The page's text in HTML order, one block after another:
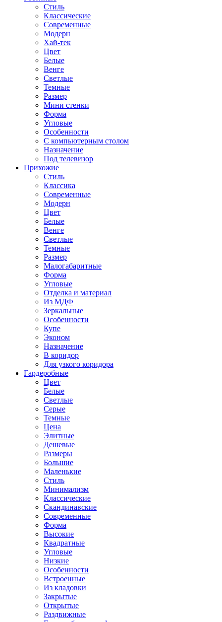
Стиль
Классические
Современные
Модерн
Хай-тек
Цвет
Белые
Венге
Светлые
Темные
Размер
Мини стенки
Форма
Угловые
Особенности
С компьютерным столом
Назначение
Под телевизор
Прихожие
Стиль
Классика
Современные
Модерн
Цвет
Белые
Венге
Светлые
Темные
Размер
Малогабаритные
Форма
Угловые
Отделка и материал
Из МДФ
Зеркальные
Особенности
Купе
Эконом
Назначение
В коридор
Для узкого коридора
Гардеробные
Цвет
Белые
Светлые
Серые
Темные
Цена
Элитные
Дешевые
Размеры
Большие
Маленькие
Стиль
Минимализм
Классические
Скандинавские
Современные
Форма
Высокие
Квадратные
Угловые
Низкие
Особенности
Встроенные
Из кладовки
Закрытые
Открытые
Раздвижные